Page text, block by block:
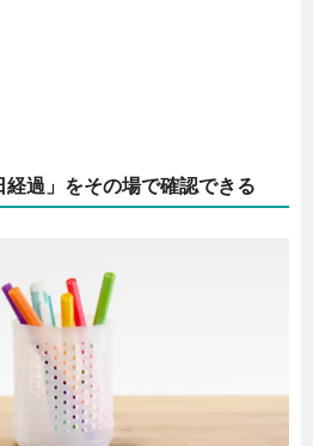
経過」をその場で確認できる